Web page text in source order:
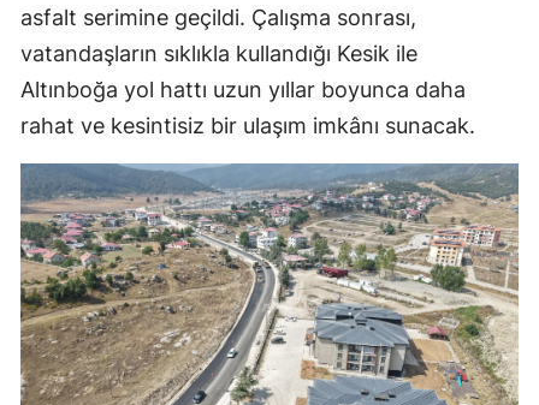
asfalt serimine geçildi. Çalışma sonrası,
vatandaşların sıklıkla kullandığı Kesik ile
Altınboğa yol hattı uzun yıllar boyunca daha
rahat ve kesintisiz bir ulaşım imkânı sunacak.